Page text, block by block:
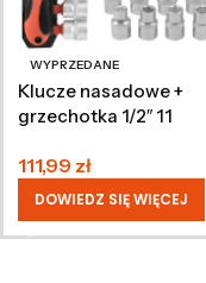
WYPRZEDANE
Klucze nasadowe +
grzechotka 1/2″ 11
111,99 zł
DOWIEDZ SIĘ WIĘCEJ